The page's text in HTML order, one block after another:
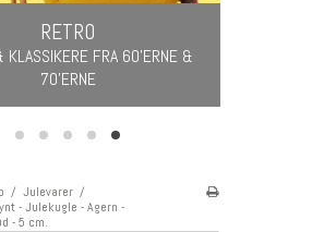
RETRO
KLASSIKERE FRA 60'ERNE &
70'ERNE
/ Julevarer /
- Julekugle - Agern -
- 5 cm.